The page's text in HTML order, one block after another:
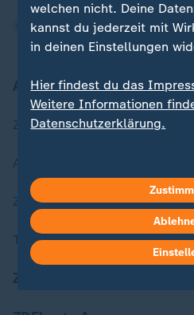
Aktuell bei ZDFheute
Zuletzt veröffentlicht
ZDFheute Stories
Themen im Überblick
welchen nicht. Deine
kannst du jederzeit mit
in deinen Einstellungen
Hier findest du das
Weitere Informationen
Datenschutzerklärung.